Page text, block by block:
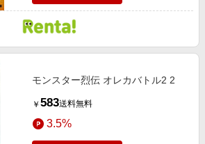
モンスター烈伝 オレカバトル2 2
￥ 583送料無料
3.5%